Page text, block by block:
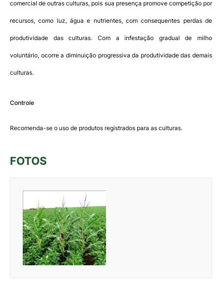
comercial de outras culturas, pois sua presença promove competição por
recursos, como luz, água e nutrientes, com consequentes perdas de
produtividade das culturas. Com a infestação gradual de milho
voluntário, ocorre a diminuição progressiva da produtividade das demais
culturas.
Controle
Recomenda-se o uso de produtos registrados para as culturas.
FOTOS